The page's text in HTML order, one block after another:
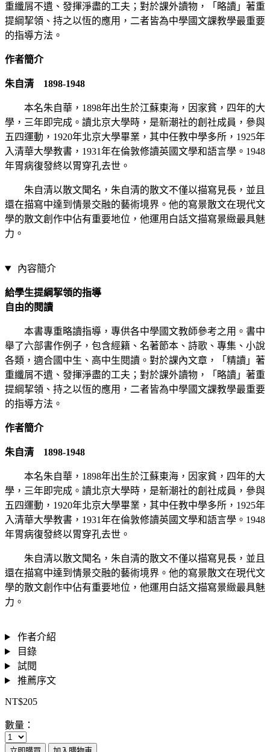
重纖屑不遺、發揮淨盡的工夫；對於課外讀物，「略讀」著重
提綱挈領、持之以恆的應用，二者皆為中學國文課教學最重要
的指導方法。
作者簡介
朱自清 1898-1948
本名朱自華，1898年出生於江蘇東海，因家貧，四年的大
學，三年即完成。讀北京大學時，是新潮社的創社成員，參與
五四運動，1920年北京大學畢業，其中任教中學多所，1925年
入清華大學教書，1931年在倫敦修讀英國文學和語言學。1948
年胃病復發終以胃穿孔去世。
朱自清以散文聞名，朱自清的散文不僅以描寫見長，並且
還在描寫中達到情景交融的藝術境界。他的寫景散文在現代文
學的散文創作中佔有重要地位，他運用白話文描寫景緻最具魅
力。
內容簡介
給學生提綱挈領的指導
自由的閱讀
本書專重略讀指導，專供各中學國文教師參考之用。書中
舉了六部書作例子，包含經籍、名著節本、詩歌、專集、小說
各類，適合國中生、高中生閱讀。對於課內文章，「精讀」著
重纖屑不遺、發揮淨盡的工夫；對於課外讀物，「略讀」著重
提綱挈領、持之以恆的應用，二者皆為中學國文課教學最重要
的指導方法。
作者簡介
朱自清 1898-1948
本名朱自華，1898年出生於江蘇東海，因家貧，四年的大
學，三年即完成。讀北京大學時，是新潮社的創社成員，參與
五四運動，1920年北京大學畢業，其中任教中學多所，1925年
入清華大學教書，1931年在倫敦修讀英國文學和語言學。1948
年胃病復發終以胃穿孔去世。
朱自清以散文聞名，朱自清的散文不僅以描寫見長，並且
還在描寫中達到情景交融的藝術境界。他的寫景散文在現代文
學的散文創作中佔有重要地位，他運用白話文描寫景緻最具魅
力。
作者介紹
目錄
試閱
推薦序文
NT$205
數量：